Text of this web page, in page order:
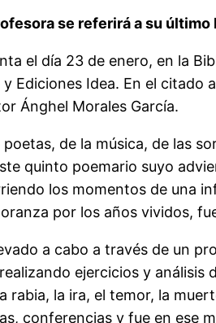
se referirá a su
el día 23 de enero, en la
Ediciones Idea. En el
Ánghel Morales García.
de la música, de las
quinto poemario suyo
los momentos de una
por los años vividos,
a cabo a través de un
ejercicios y
rabia, la ira, el temor, la
conferencias y fue en ese